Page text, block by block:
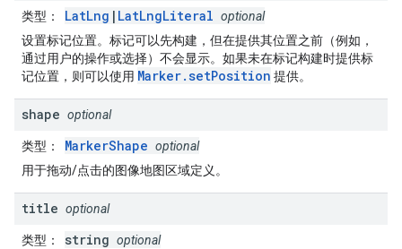
类型 ： LatLng | LatLngLiteral optional
设置标记位置。标记可以先构建，但在提供其位置之前（例如，
通过用户的操作或选择）不会显示。如果未在标记构建时提供标
记位置，则可以使用 Marker.setPosition 提供。
shape optional
类型 ： MarkerShape optional
用于拖动/点击的图像地图区域定义。
title optional
类型 ： string optional